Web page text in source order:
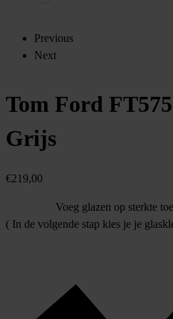
Previous
Next
Tom Ford
Grijs
€219,00
Voeg glazen op sterkte toe
( In de volgende stap kies je je